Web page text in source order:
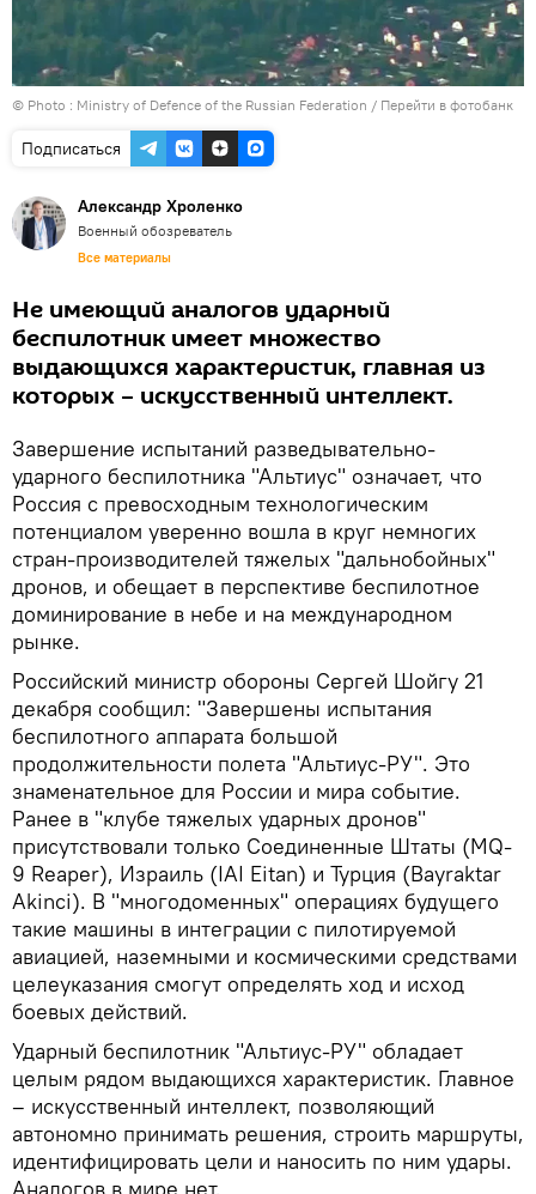
© Photo : Ministry of Defence of the Russian Federation / Перейти в фотобанк
Подписаться
Александр Хроленко
Военный обозреватель
Все материалы
Не имеющий аналогов ударный
беспилотник имеет множество
выдающихся характеристик, главная из
которых – искусственный интеллект.
Завершение испытаний разведывательно-
ударного беспилотника "Альтиус" означает, что
Россия с превосходным технологическим
потенциалом уверенно вошла в круг немногих
стран-производителей тяжелых "дальнобойных"
дронов, и обещает в перспективе беспилотное
доминирование в небе и на международном
рынке.
Российский министр обороны Сергей Шойгу 21
декабря сообщил: "Завершены испытания
беспилотного аппарата большой
продолжительности полета "Альтиус-РУ". Это
знаменательное для России и мира событие.
Ранее в "клубе тяжелых ударных дронов"
присутствовали только Соединенные Штаты (MQ-
9 Reaper), Израиль (IAI Eitan) и Турция (Bayraktar
Akinci). В "многодоменных" операциях будущего
такие машины в интеграции с пилотируемой
авиацией, наземными и космическими средствами
целеуказания смогут определять ход и исход
боевых действий.
Ударный беспилотник "Альтиус-РУ" обладает
целым рядом выдающихся характеристик. Главное
– искусственный интеллект, позволяющий
автономно принимать решения, строить маршруты,
идентифицировать цели и наносить по ним удары.
Аналогов в мире нет.